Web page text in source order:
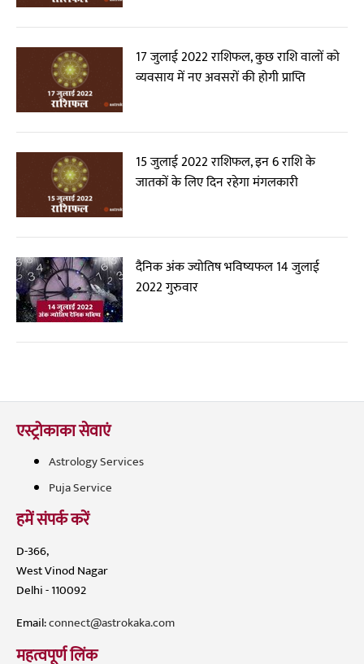
17 जुलाई 2022 राशिफल, कुछ राशि वालों को
व्यवसाय में नए अवसरों की होगी प्राप्ति
15 जुलाई 2022 राशिफल, इन 6 राशि के
जातकों के लिए दिन रहेगा मंगलकारी
दैनिक अंक ज्योतिष भविष्यफल 14 जुलाई
2022 गुरुवार
एस्ट्रोकाका सेवाएं
Astrology Services
Puja Service
हमें संपर्क करें
D-366,
West Vinod Nagar
Delhi - 110092
Email:connect@astrokaka.com
महत्वपूर्ण लिंक